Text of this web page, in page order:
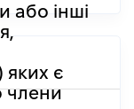
або інші
яких є
члени